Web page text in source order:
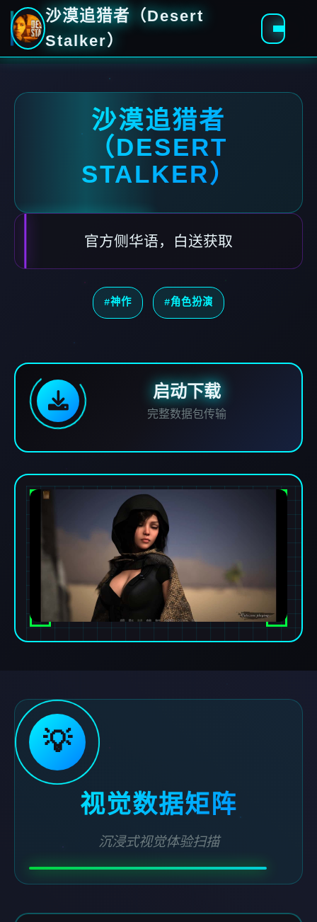
沙漠追猎者（Desert
Stalker）
沙漠追猎者
（DESERT
STALKER）
官方侧华语，白送获取
#神作 #角色扮演
启动下载
完整数据包传输
💡
视觉数据矩阵
沉浸式视觉体验扫描